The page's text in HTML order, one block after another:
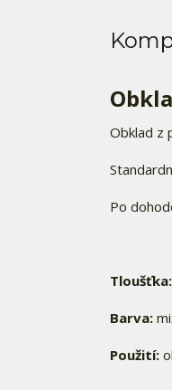
Obklad z
Po
Tloušťka:
Barva:
Použití: